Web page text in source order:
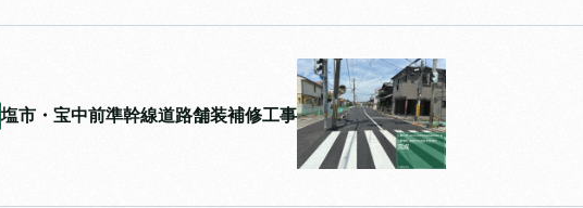
塩市・宝中前準幹線道路舗装補修工事